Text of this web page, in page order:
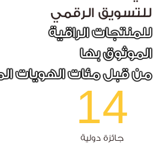
14
جائزة دولية
للتسويق الرقمي
للمنتجات الراقية
الموثوق بها
من قبل مئات الهويات